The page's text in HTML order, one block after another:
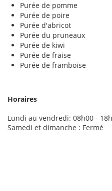
Purée de pomme
Purée de poire
Purée d'abricot
Purée du pruneaux
Purée de kiwi
Purée de fraise
Purée de framboise
Horaires
Lundi au vendredi: 08h00 -
Samedi et dimanche : Fermé